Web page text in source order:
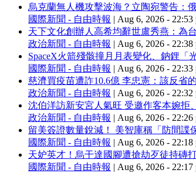
烏克蘭無人機攻擊波海？立陶宛警告：
國際新聞 - 自由時報 | Aug 6, 2026 - 22:53
天下文化創辦人高希均辭世盧秀燕：為
政治新聞 - 自由時報 | Aug 6, 2026 - 22:38
SpaceX火箭殘骸撞月月表變化、鈉鋰「
國際新聞 - 自由時報 | Aug 6, 2026 - 22:33
慈濟買疫苗遭詐10.6億 李忠憲：該反省
政治新聞 - 自由時報 | Aug 6, 2026 - 22:32
沈伯洋訪新安宮人氣旺 受邀作客本婉拒
政治新聞 - 自由時報 | Aug 6, 2026 - 22:26
留美簽證數量銳減！ 美智庫稱「防間諜
國際新聞 - 自由時報 | Aug 6, 2026 - 22:18
天妒英才！烏干達國腳遭搶劫歹徒持磚
國際新聞 - 自由時報 | Aug 6, 2026 - 22:17